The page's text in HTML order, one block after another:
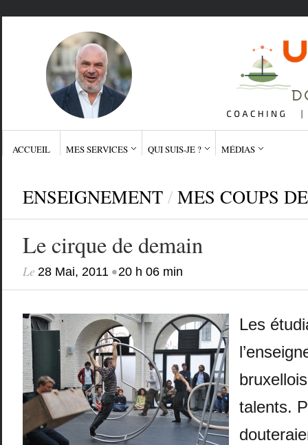
ACCUEIL MES SERVICES QUI SUIS-JE ? MÉDIAS
ENSEIGNEMENT / MES COUPS
Le cirque de demain
Le 28 Mai, 2011•20 h 06 min
Les
talents.